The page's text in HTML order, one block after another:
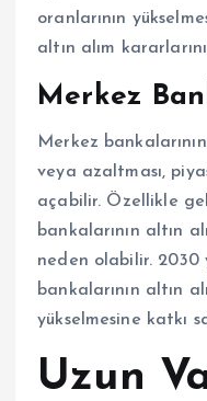
oranlarının
altın alım
Merkez
Merkez
veya azaltması,
açabilir. Özellikle
bankalarının altın
neden olabilir. 2030
bankalarının altın
yükselmesine katkı
Uzun